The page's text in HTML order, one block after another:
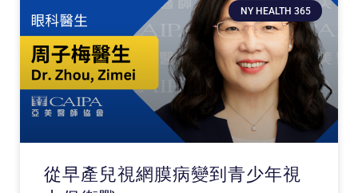
NY HEALTH 365
從早產兒視網膜病變到青少年視